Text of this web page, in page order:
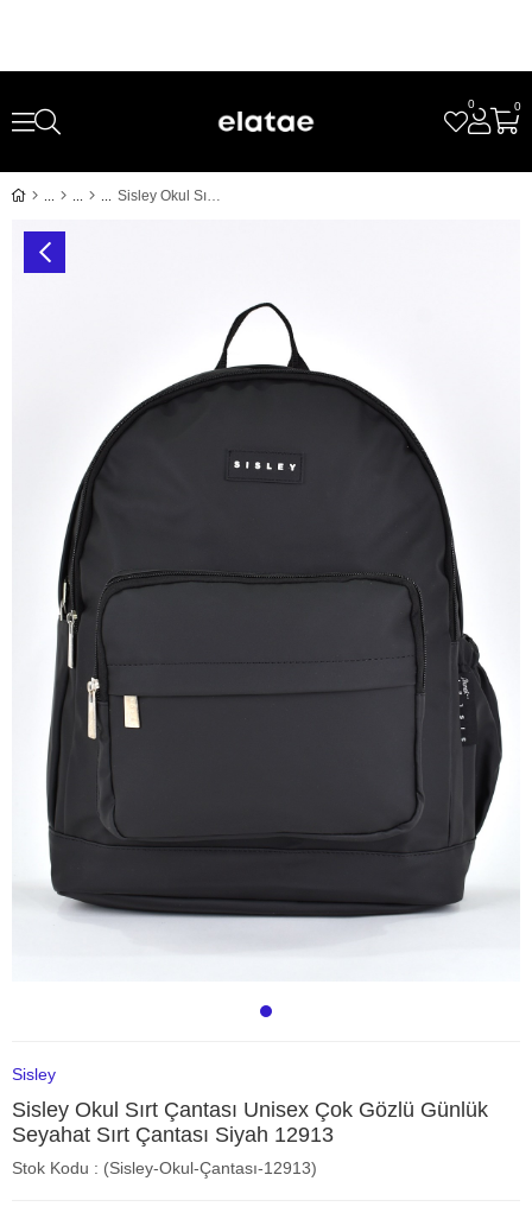
0
0
Sisley Okul Sırt Çantası Unisex Çok Gözlü Günlük Seyahat Sırt Çantası Siyah 12913
Sisley
Sisley Okul Sırt Çantası Unisex Çok Gözlü Günlük
Seyahat Sırt Çantası Siyah 12913
Stok Kodu (Sisley-Okul-Çantası-12913)